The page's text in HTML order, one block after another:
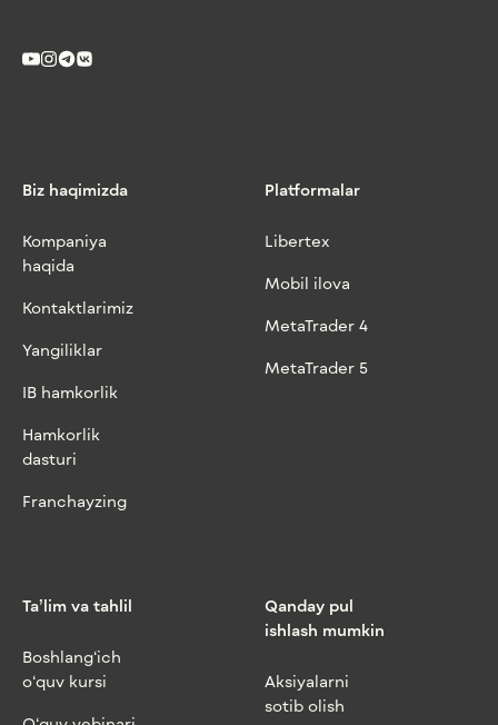
Biz haqimizda
Kompaniya
haqida
Kontaktlarimiz
Yangiliklar
IB hamkorlik
Hamkorlik
dasturi
Franchayzing
Platformalar
Libertex
Mobil ilova
MetaTrader 4
MetaTrader 5
Ta’lim va tahlil
Boshlang‘ich
o‘quv kursi
Qanday pul
ishlash mumkin
Aksiyalarni
sotib olish